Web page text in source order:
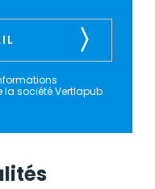
société Vertlapub